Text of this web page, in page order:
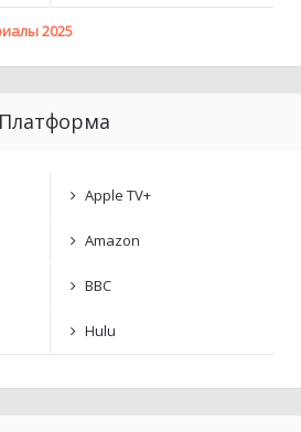
2025
Платформа
Apple TV+
Amazon
BBC
Hulu